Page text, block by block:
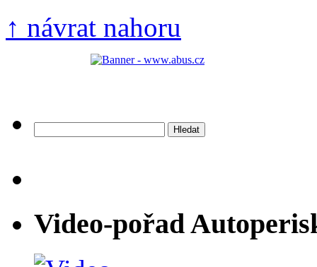
↑ návrat nahoru
Video-pořad